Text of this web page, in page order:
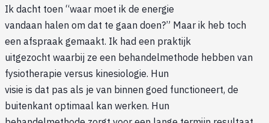
Ik dacht toen “waar moet ik de energie
vandaan halen om dat te gaan doen?” Maar ik heb toch
een afspraak gemaakt. Ik had een praktijk
uitgezocht waarbij ze een behandelmethode hebben van
fysiotherapie versus kinesiologie. Hun
visie is dat pas als je van binnen goed functioneert, de
buitenkant optimaal kan werken. Hun